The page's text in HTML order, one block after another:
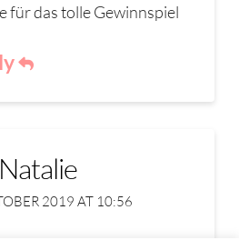
für das tolle Gewinnspiel
Natalie
2019 AT 10:56